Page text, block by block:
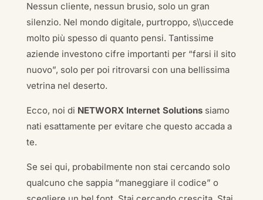
Nessun cliente, nessun brusio, solo un gran
silenzio. Nel mondo digitale, purtroppo, s\\uccede
molto più spesso di quanto pensi. Tantissime
aziende investono cifre importanti per “farsi il sito
nuovo”, solo per poi ritrovarsi con una bellissima
vetrina nel deserto.
Ecco, noi di NETWORX Internet Solutionssiamo
nati esattamente per evitare che questo accada a
te.
Se sei qui, probabilmente non stai cercando solo
qualcuno che sappia “maneggiare il codice” o